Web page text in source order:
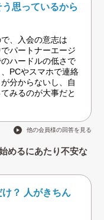
う思っているから
、入会の意志は
パートナーエージ
ハードルの低さで
PCやスマホで連絡
分からないし、自
みるのが大事だと
他の会員様の回答を見る
めるにあたり不安な
？ 人がきちん